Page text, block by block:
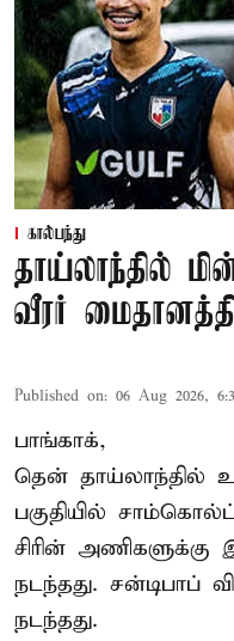
கால்பந்து
தாய்லாந்தில்
வீரர்
Published on: 06 Aug 2026,
பாங்காக்,
தென்
பகுதியில்
சிரின்
நடந்தது. சன்டிபாப்
நடந்தது.